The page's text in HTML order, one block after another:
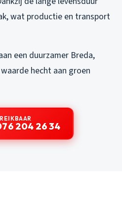
wat productie en transport
een duurzamer Breda,
hecht aan groen
204 26 34